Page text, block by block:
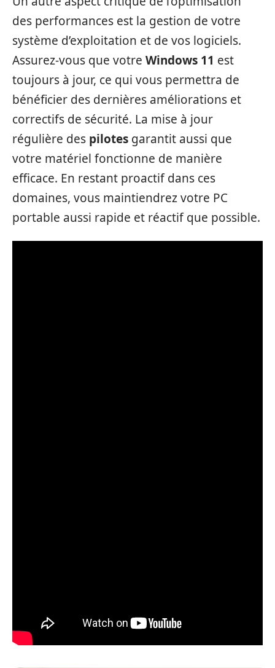
des performances est la gestion de votre
système d’exploitation et de vos logiciels.
Assurez-vous que votre Windows 11 est
toujours à jour, ce qui vous permettra de
bénéficier des dernières améliorations et
correctifs de sécurité. La mise à jour
régulière des pilotes garantit aussi que
votre matériel fonctionne de manière
efficace. En restant proactif dans ces
domaines, vous maintiendrez votre PC
portable aussi rapide et réactif que possible.